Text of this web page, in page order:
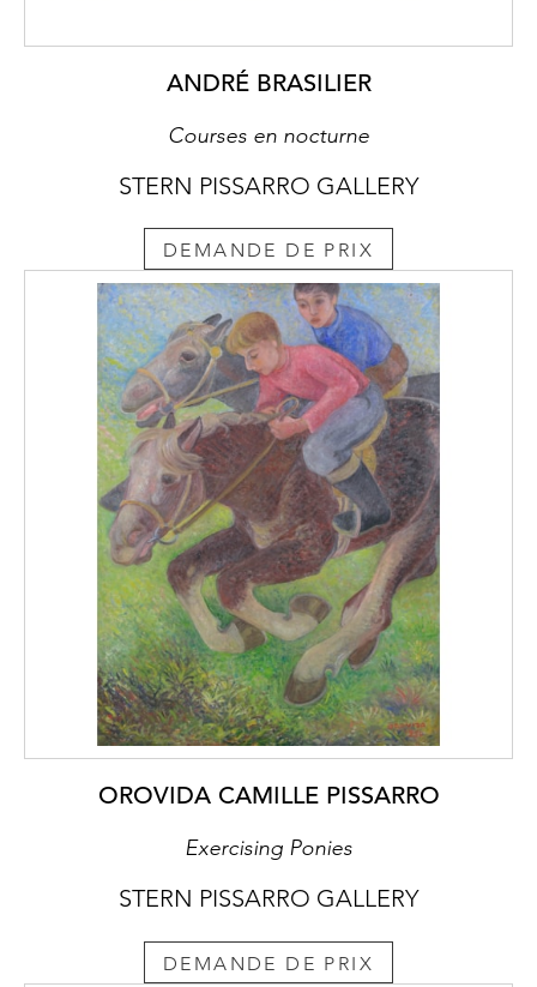
ANDRÉ BRASILIER
Courses en nocturne
STERN PISSARRO GALLERY
DEMANDE DE PRIX
OROVIDA CAMILLE PISSARRO
Exercising Ponies
STERN PISSARRO GALLERY
DEMANDE DE PRIX